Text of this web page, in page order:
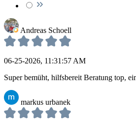
Andreas Schoell
06-25-2026, 11:31:57 AM
Super bemüht, hilfsbereit Beratung top,
markus urbanek